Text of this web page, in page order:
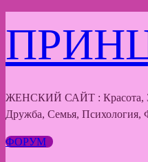
к
содержимому
ЖЕНСКИЙ САЙТ : Красота,
Дружба, Семья, Психология,
ФОРУМ